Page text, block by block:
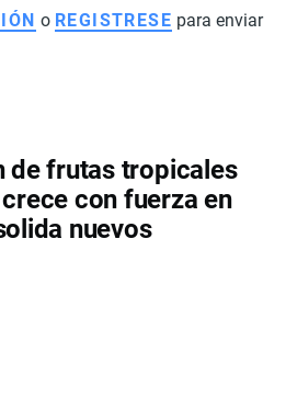
o REGISTRESE para enviar
de frutas tropicales
con fuerza en
nuevos